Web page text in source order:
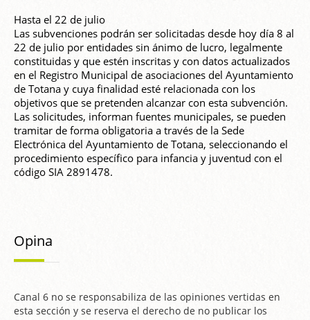
Hasta el 22 de julio
Las subvenciones podrán ser solicitadas desde hoy día 8 al
22 de julio por entidades sin ánimo de lucro, legalmente
constituidas y que estén inscritas y con datos actualizados
en el Registro Municipal de asociaciones del Ayuntamiento
de Totana y cuya finalidad esté relacionada con los
objetivos que se pretenden alcanzar con esta subvención.
Las solicitudes, informan fuentes municipales, se pueden
tramitar de forma obligatoria a través de la Sede
Electrónica del Ayuntamiento de Totana, seleccionando el
procedimiento específico para infancia y juventud con el
código SIA 2891478.
Opina
Canal 6 no se responsabiliza de las opiniones vertidas en
esta sección y se reserva el derecho de no publicar los